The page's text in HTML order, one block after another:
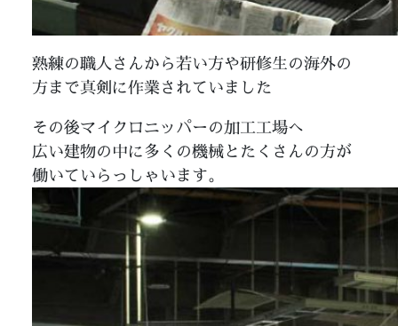
熟練の職人さんから若い方や研修生の海外の
方まで真剣に作業されていました
その後マイクロニッパーの加工工場へ
広い建物の中に多くの機械とたくさんの方が
働いていらっしゃいます。